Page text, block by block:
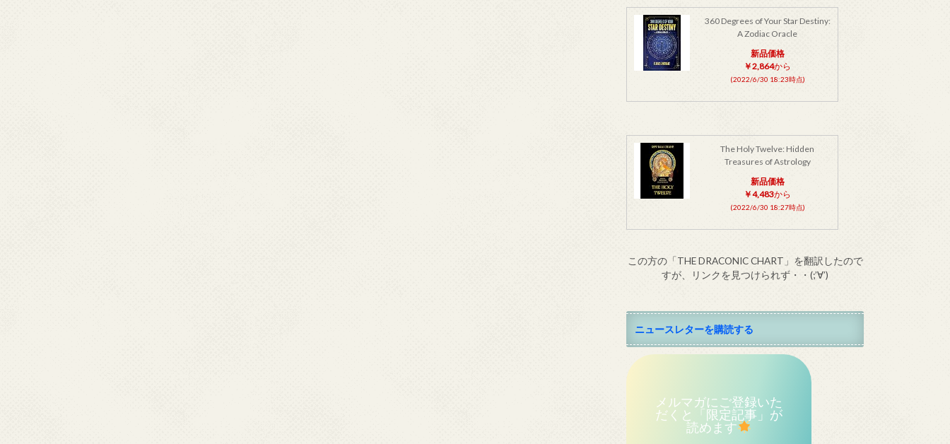
360 Degrees of Your Star Destiny:
A Zodiac Oracle
新品価格
￥2,864から
(2022/6/30 18:23時点)
The Holy Twelve: Hidden
Treasures of Astrology
新品価格
￥4,483から
(2022/6/30 18:27時点)
この方の「THE DRACONIC CHART」を翻訳したので
すが、リンクを見つけられず・・(;’∀’)
ニュースレターを購読する
メルマガにご登録いた
だくと「限定記事」が
読めます